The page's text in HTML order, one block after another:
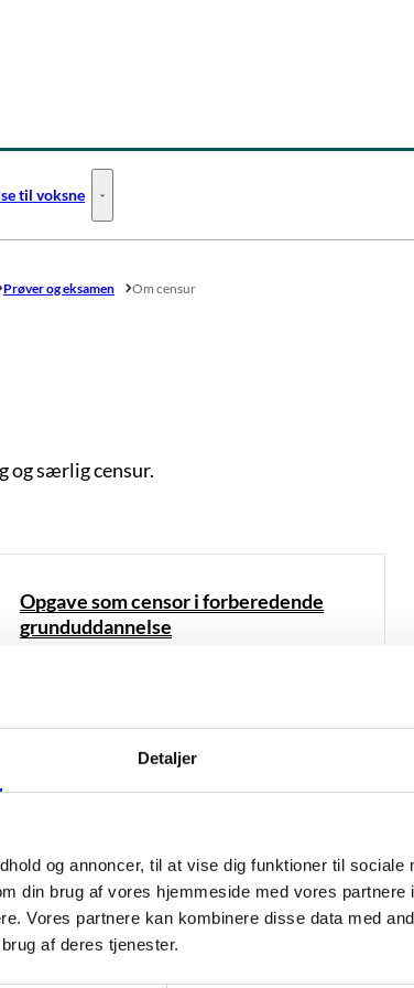
Detaljer
og annoncer, til at vise dig funktioner til sociale
din brug af vores hjemmeside med vores partnere
Vores partnere kan kombinere disse data med
af deres tjenester.
unge - Flere links
til voksne Uddannelse til voksne - Flere links
Prøver og eksamen Om censur
og særlig censur.
Opgave som censor i forberedende
grunduddannelse
behandling samt en pålidelig bedømmelse.